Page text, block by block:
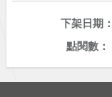
下架日期：
點閱數：